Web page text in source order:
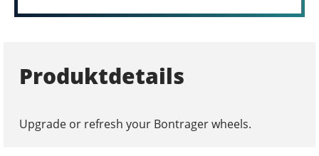
Produktdetails
Upgrade or refresh your Bontrager wheels.